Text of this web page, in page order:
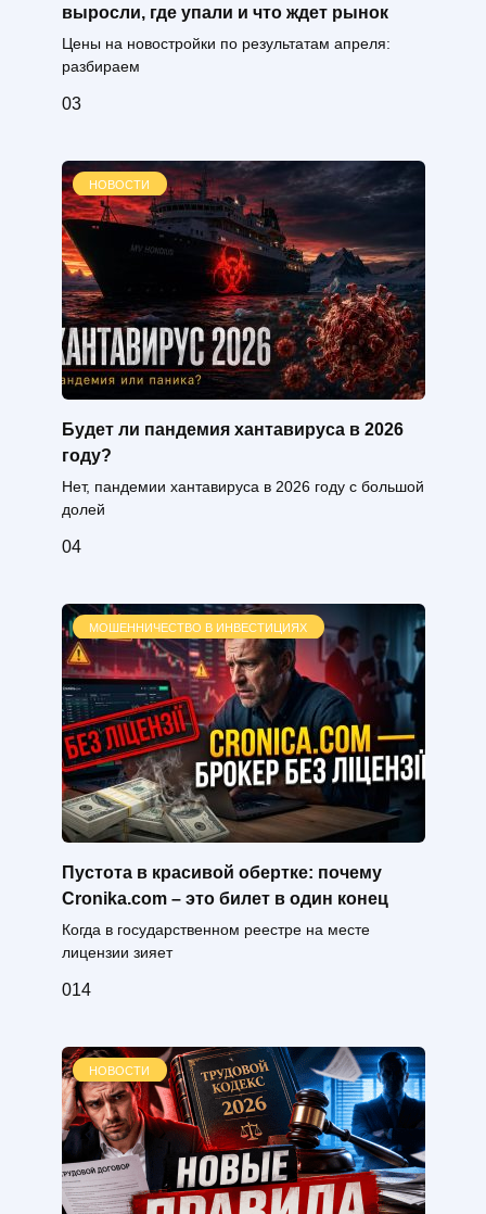
выросли, где упали и что ждет рынок
Цены на новостройки по результатам апреля:
разбираем
03
НОВОСТИ
Будет ли пандемия хантавируса в 2026
году?
Нет, пандемии хантавируса в 2026 году с большой
долей
04
МОШЕННИЧЕСТВО В ИНВЕСТИЦИЯХ
Пустота в красивой обертке: почему
Cronika.com – это билет в один конец
Когда в государственном реестре на месте
лицензии зияет
014
НОВОСТИ